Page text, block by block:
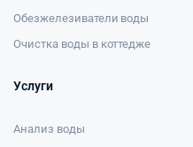
Обезжелезиватели воды
Очистка воды в коттедже
Услуги
Анализ воды